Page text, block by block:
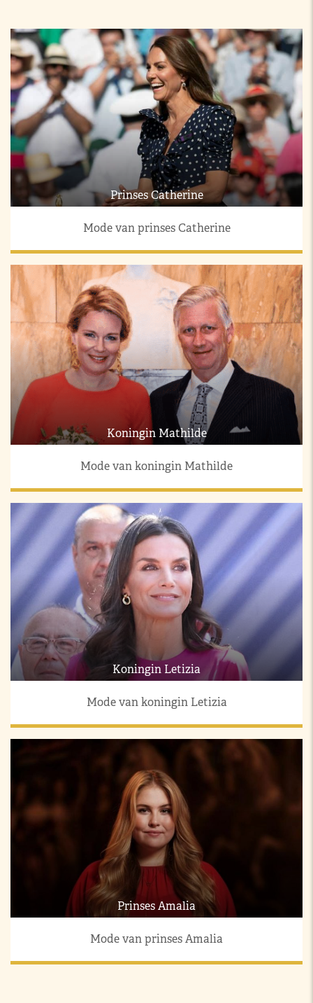
Prinses Catherine
Mode van prinses Catherine
Koningin Mathilde
Mode van koningin Mathilde
Koningin Letizia
Mode van koningin Letizia
Prinses Amalia
Mode van prinses Amalia